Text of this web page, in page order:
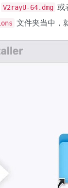
V2rayU-64.dmg 或
文件夹当中，